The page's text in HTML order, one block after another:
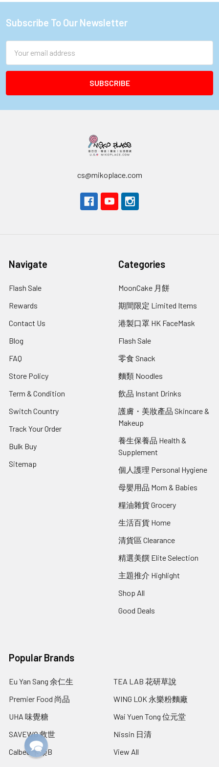
Footer
Subscribe To Our Newsletter
Address
cs@mikoplace.com
Navigate
Flash Sale
Rewards
Contact Us
Blog
FAQ
Store Policy
Term & Condition
Switch Country
Track Your Order
Bulk Buy
Sitemap
Categories
MoonCake 月餅
期間限定 Limited Items
港製口罩 HK FaceMask
Flash Sale
零食 Snack
麵類 Noodles
飲品 Instant Drinks
護膚・美妝產品 Skincare &
Makeup
養生保養品 Health &
Supplement
個人護理 Personal Hygiene
母嬰用品 Mom & Babies
糧油雜貨 Grocery
生活百貨 Home
清貨區 Clearance
精選美饌 Elite Selection
主題推介 Highlight
Shop All
Good Deals
Popular Brands
Eu Yan Sang 余仁生
Premier Food 尚品
UHA 味覺糖
SAVEWO 救世
Calbee 卡樂B
TEA LAB 花研草說
WING LOK 永樂粉麵廠
Wai Yuen Tong 位元堂
Nissin 日清
View All